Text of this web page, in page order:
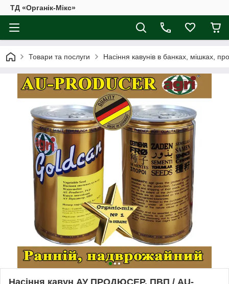
ТД «Органік-Мікс»
Товари та послуги Насіння кавунів в банках, мішках,
Насіння кавун АУ ПРОДЮСЕР, ПВП / AU-